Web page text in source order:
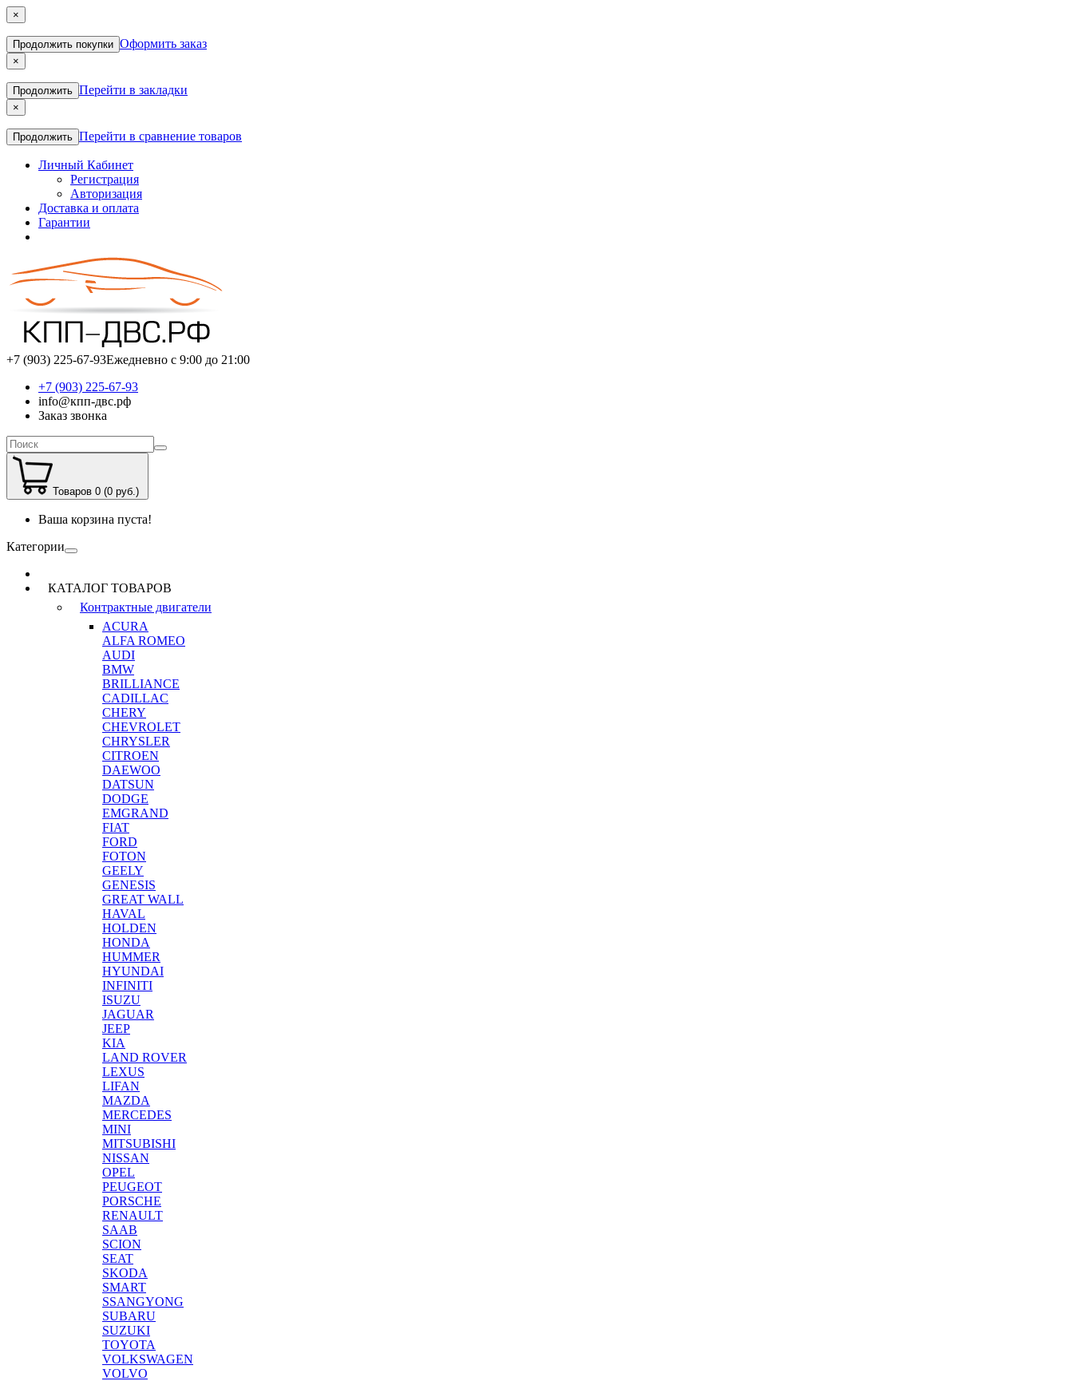
×
Продолжить покупки Оформить заказ
×
Продолжить Перейти в закладки
×
Продолжить Перейти в сравнение товаров
Личный Кабинет
Регистрация
Авторизация
Доставка и оплата
Гарантии
+7 (903) 225-67-93Ежедневно с 9:00 до 21:00
+7 (903) 225-67-93
info@кпп-двс.рф
Заказ звонка
Товаров 0 (0 руб.)
Ваша корзина пуста!
Категории
КАТАЛОГ ТОВАРОВ
Контрактные двигатели
ACURA
ALFA ROMEO
AUDI
BMW
BRILLIANCE
CADILLAC
CHERY
CHEVROLET
CHRYSLER
CITROEN
DAEWOO
DATSUN
DODGE
EMGRAND
FIAT
FORD
FOTON
GEELY
GENESIS
GREAT WALL
HAVAL
HOLDEN
HONDA
HUMMER
HYUNDAI
INFINITI
ISUZU
JAGUAR
JEEP
KIA
LAND ROVER
LEXUS
LIFAN
MAZDA
MERCEDES
MINI
MITSUBISHI
NISSAN
OPEL
PEUGEOT
PORSCHE
RENAULT
SAAB
SCION
SEAT
SKODA
SMART
SSANGYONG
SUBARU
SUZUKI
TOYOTA
VOLKSWAGEN
VOLVO